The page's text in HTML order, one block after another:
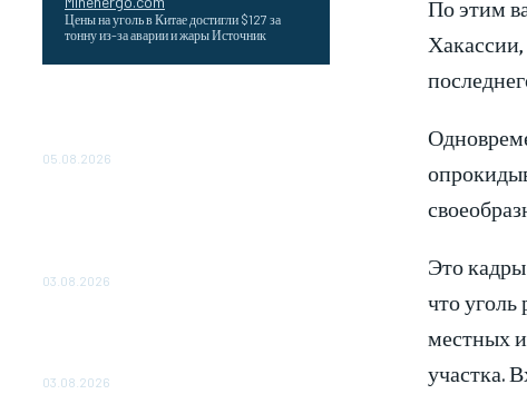
Цены на уголь в Китае достигли $127 за
тонну из-за аварии и жары Источник
05.08.2026
03.08.2026
03.08.2026
По этим
Это
что
местных
участка.